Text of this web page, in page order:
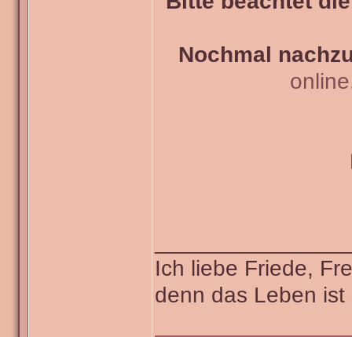
Nochmal
Ich liebe Friede,
denn das Leben